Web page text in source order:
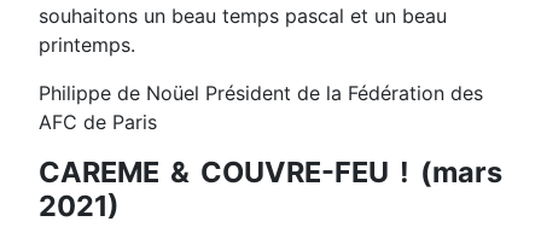
souhaitons un beau temps pascal et un beau
printemps.
Philippe de Noüel Président de la Fédération des
AFC de Paris
CAREME & COUVRE-FEU ! (mars
2021)